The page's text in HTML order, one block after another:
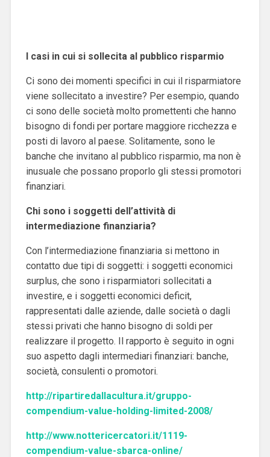
I casi in cui si sollecita al pubblico risparmio
Ci sono dei momenti specifici in cui il risparmiatore
viene sollecitato a investire? Per esempio, quando
ci sono delle società molto promettenti che hanno
bisogno di fondi per portare maggiore ricchezza e
posti di lavoro al paese. Solitamente, sono le
banche che invitano al pubblico risparmio, ma non è
inusuale che possano proporlo gli stessi promotori
finanziari.
Chi sono i soggetti dell’attività di
intermediazione finanziaria?
Con l’intermediazione finanziaria si mettono in
contatto due tipi di soggetti: i soggetti economici
surplus, che sono i risparmiatori sollecitati a
investire, e i soggetti economici deficit,
rappresentati dalle aziende, dalle società o dagli
stessi privati che hanno bisogno di soldi per
realizzare il progetto. Il rapporto è seguito in ogni
suo aspetto dagli intermediari finanziari: banche,
società, consulenti o promotori.
http://ripartiredallacultura.it/gruppo-
compendium-value-holding-limited-2008/
http://www.nottericercatori.it/1119-
compendium-value-sbarca-online/